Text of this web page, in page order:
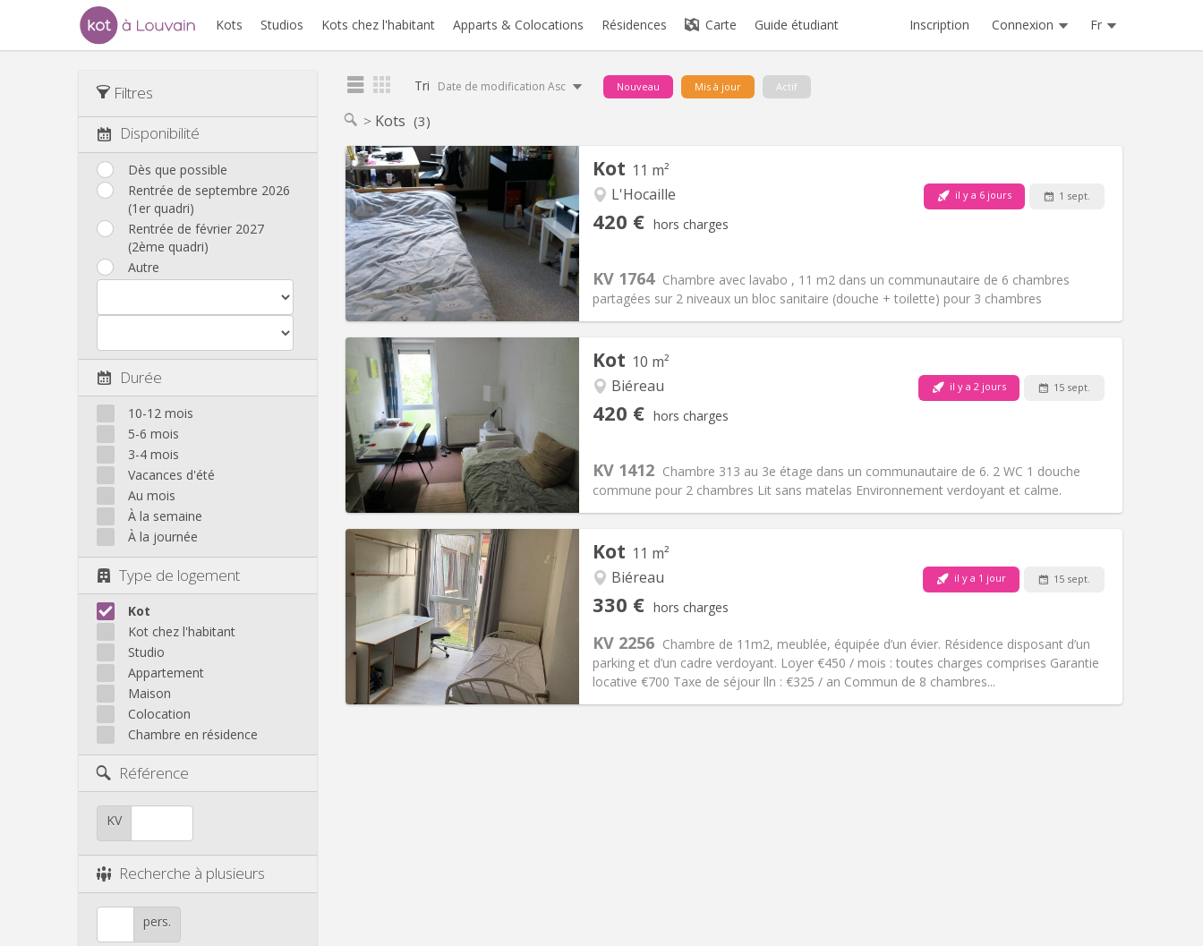
Kots Studios Kots chez l'habitant Apparts & Colocations Résidences Carte Guide étudiant Inscription Connexion Fr
Filtres
Disponibilité
Dès que possible
Rentrée de septembre 2026
(1er quadri)
Rentrée de février 2027
(2ème quadri)
Autre
Durée
10-12 mois
5-6 mois
3-4 mois
Vacances d'été
Au mois
À la semaine
À la journée
Type de logement
Kot
Kot chez l'habitant
Studio
Appartement
Maison
Colocation
Chambre en résidence
Référence
KV
Recherche à plusieurs
pers.
Tri Date de modification Asc Nouveau Mis à jour Actif
Kots (3)
Kot 11 m²
L'Hocaille
420 € hors charges
il y a 6 jours 1 sept.
KV 1764 Chambre avec lavabo , 11 m2 dans un communautaire de 6 chambres
partagées sur 2 niveaux un bloc sanitaire (douche + toilette) pour 3 chambres
Infos Pratiques
Loyer:420 €
Charges:110 €
Durée:12 mois
Domiciliation:Non
Aménagement
Superficie:11 m2
Autre
Animaux de compagnie:Non
Kot 10 m²
Biéreau
420 € hors charges
il y a 2 jours 15 sept.
KV 1412 Chambre 313 au 3e étage dans un communautaire de 6. 2 WC 1 douche
commune pour 2 chambres Lit sans matelas Environnement verdoyant et calme.
Infos Pratiques
Loyer:420 €
Charges:80 €
Durée:12 mois
Domiciliation: Non
Aménagement
Superficie:10 m2
Autre
Animaux de compagnie:Non
Kot 11 m²
Biéreau
330 € hors charges
il y a 1 jour 15 sept.
KV 2256 Chambre de 11m2, meublée, équipée d’un évier. Résidence disposant d’un
parking et d’un cadre verdoyant. Loyer €450 / mois : toutes charges comprises Garantie
locative €700 Taxe de séjour lln : €325 / an Commun de 8 chambres...
Infos Pratiques
Loyer: 330 €
Charges:120 €
Durée:12 mois
Domiciliation:Non
Aménagement
Salle de bain:Commune
Superficie:11 m2
Autre
Atmosphère:Studieuse,
Non-fumeur
Animaux de compagnie:Non